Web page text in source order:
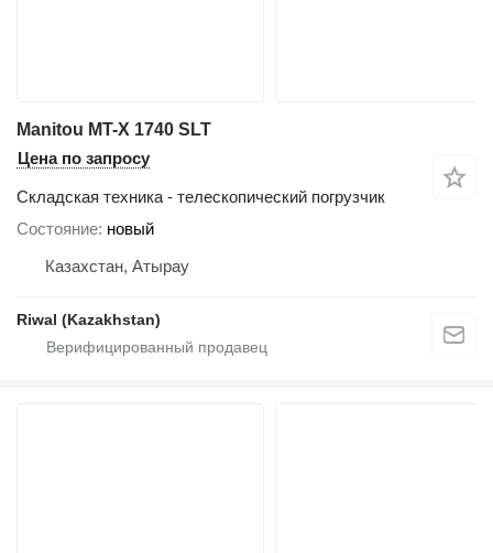
Manitou MT-X 1740 SLT
Цена по запросу
Складская техника - телескопический погрузчик
Состояние новый
Казахстан, Атырау
Riwal (Kazakhstan)